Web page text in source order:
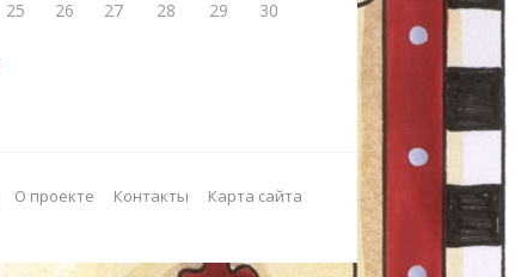
25 26 27 28 29
30
О проекте Контакты Карта сайта